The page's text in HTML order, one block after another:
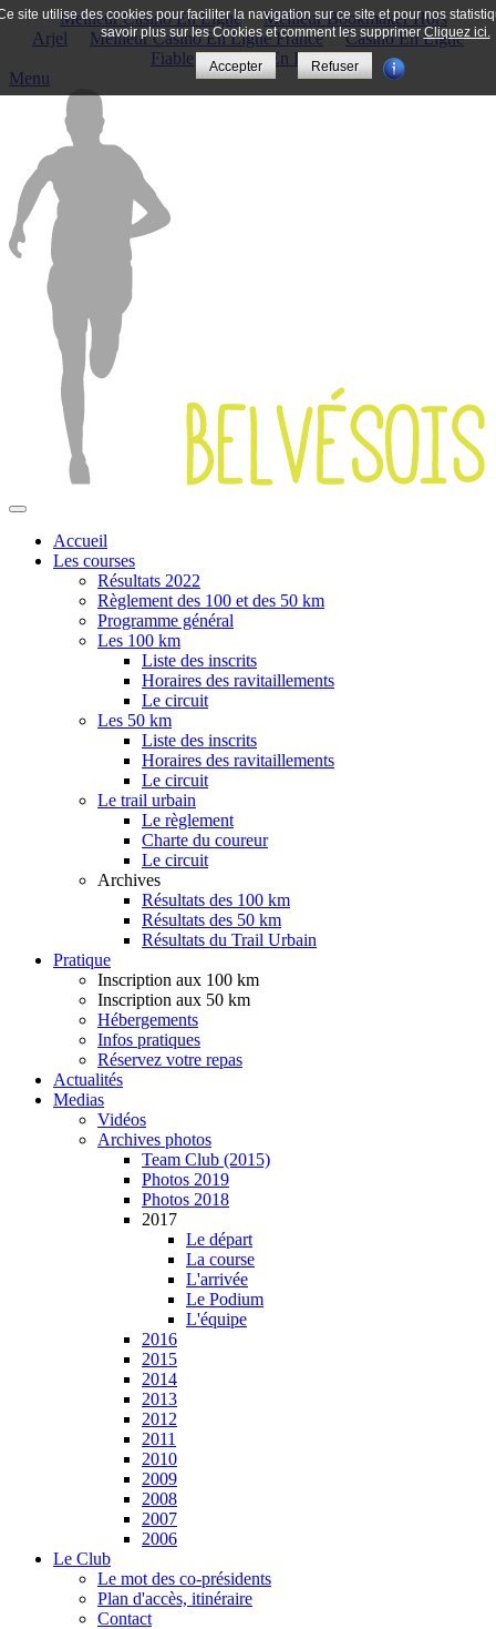
Meilleur Casino En Ligne
Meilleur Bookmaker Hors
Arjel
Meilleur Casino En Ligne France
Casino En Ligne
Fiable
Casino En Ligne
Menu
Accueil
Les courses
Résultats 2022
Règlement des 100 et des 50 km
Programme général
Les 100 km
Liste des inscrits
Horaires des ravitaillements
Le circuit
Les 50 km
Liste des inscrits
Horaires des ravitaillements
Le circuit
Le trail urbain
Le règlement
Charte du coureur
Le circuit
Archives
Résultats des 100 km
Résultats des 50 km
Résultats du Trail Urbain
Pratique
Inscription aux 100 km
Inscription aux 50 km
Hébergements
Infos pratiques
Réservez votre repas
Actualités
Medias
Vidéos
Archives photos
Team Club (2015)
Photos 2019
Photos 2018
2017
Le départ
La course
L'arrivée
Le Podium
L'équipe
2016
2015
2014
2013
2012
2011
2010
2009
2008
2007
2006
Le Club
Le mot des co-présidents
Plan d'accès, itinéraire
Contact
site utilise des cookies pour faciliter la navigation sur ce site et pour nos
savoir plus sur les Cookies et comment les supprimer Cliquez ici.
Accepter Refuser